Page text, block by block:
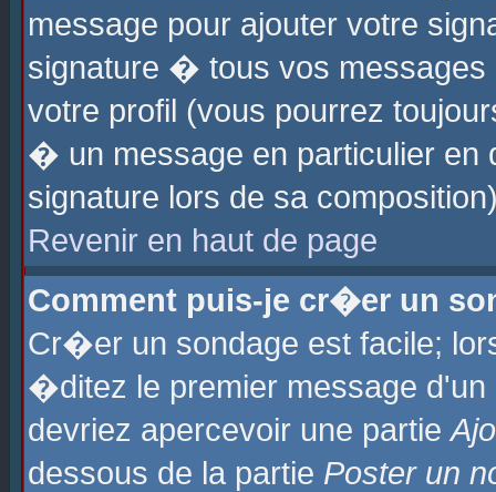
message pour ajouter votre
signature � tous vos
votre profil (vous pourrez
� un message en particulier
signature lors de sa
Revenir en haut de page
Comment puis-je cr�er un
Cr�er un sondage est facile;
�ditez le premier message
devriez apercevoir une partie
dessous de la partie Poster un